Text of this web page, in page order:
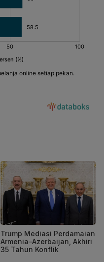
Trump Mediasi Perdamaian
Armenia–Azerbaijan, Akhiri
35 Tahun Konflik